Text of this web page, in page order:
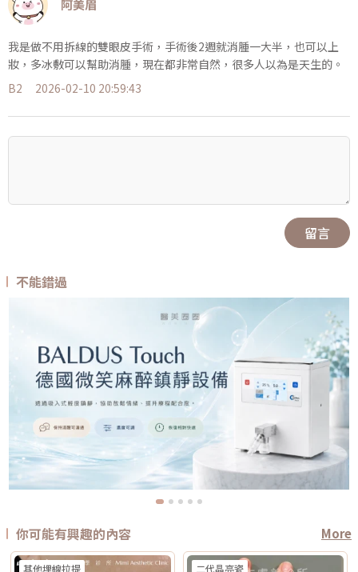
阿美眉
我是做不用拆線的雙眼皮手術，手術後2週就消腫一大半，也可以上
妝，多冰敷可以幫助消腫，現在都非常自然，很多人以為是天生的。
B2
2026-02-10 20:59:43
留言
不能錯過
你可能有興趣的內容 More
其他埋線拉提 二代晶亮瓷